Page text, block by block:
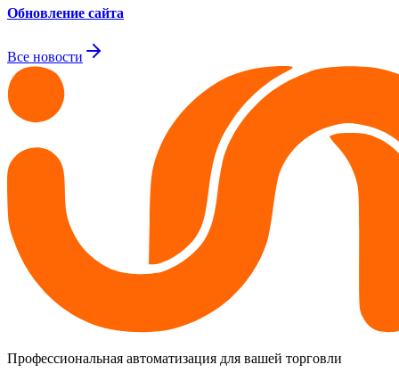
Обновление сайта
Все новости
Профессиональная автоматизация для вашей торговли